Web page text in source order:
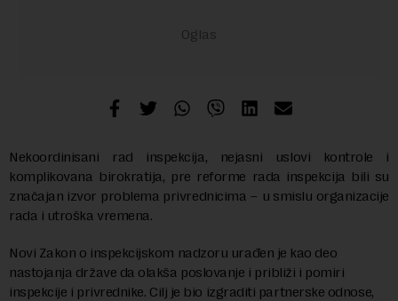
Nekoordinisani rad inspekcija, nejasni uslovi kontrole i
komplikovana birokratija, pre reforme rada inspekcija bili su
značajan izvor problema privrednicima – u smislu organizacije
rada i utroška vremena.
Novi Zakon o inspekcijskom nadzoru urađen je kao deo
nastojanja države da olakša poslovanje i približi i pomiri
inspekcije i privrednike. Cilj je bio izgraditi partnerske odnose,